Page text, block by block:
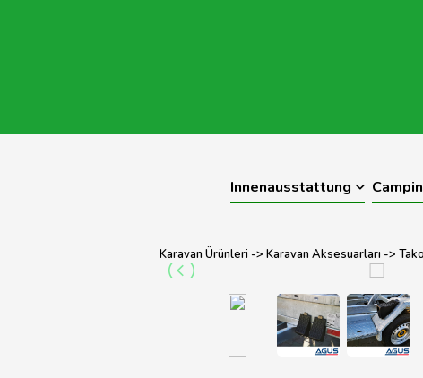
Innenausstattung
Karavan Ürünleri -> Karavan Aksesuarları ->